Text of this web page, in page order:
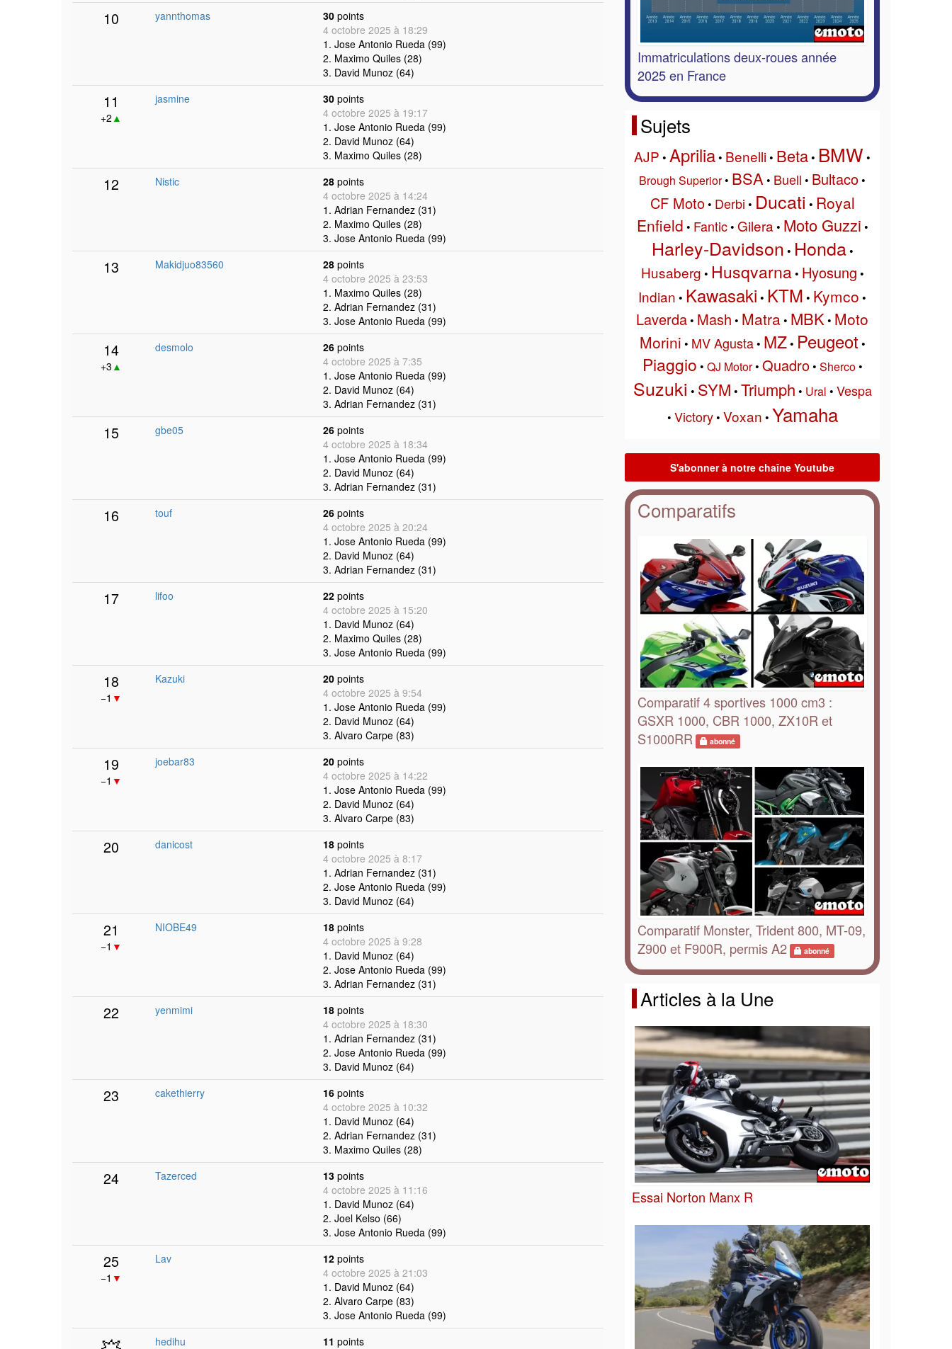
10 yannthomas 30 points
4 octobre 2025 à 18:29
1. Jose Antonio Rueda (99)
2. Maximo Quiles (28)
3. David Munoz (64)
11
+2 ▲
jasmine 30 points
4 octobre 2025 à 19:17
1. Jose Antonio Rueda (99)
2. David Munoz (64)
3. Maximo Quiles (28)
12 Nistic 28 points
4 octobre 2025 à 14:24
1. Adrian Fernandez (31)
2. Maximo Quiles (28)
3. Jose Antonio Rueda (99)
13 Makidjuo83560 28 points
4 octobre 2025 à 23:53
1. Maximo Quiles (28)
2. Adrian Fernandez (31)
3. Jose Antonio Rueda (99)
14
+3 ▲
desmolo 26 points
4 octobre 2025 à 7:35
1. Jose Antonio Rueda (99)
2. David Munoz (64)
3. Adrian Fernandez (31)
15 gbe05 26 points
4 octobre 2025 à 18:34
1. Jose Antonio Rueda (99)
2. David Munoz (64)
3. Adrian Fernandez (31)
16 touf 26 points
4 octobre 2025 à 20:24
1. Jose Antonio Rueda (99)
2. David Munoz (64)
3. Adrian Fernandez (31)
17 lifoo 22 points
4 octobre 2025 à 15:20
1. David Munoz (64)
2. Maximo Quiles (28)
3. Jose Antonio Rueda (99)
18
−1 ▼
Kazuki 20 points
4 octobre 2025 à 9:54
1. Jose Antonio Rueda (99)
2. David Munoz (64)
3. Alvaro Carpe (83)
19
−1 ▼
joebar83 20 points
4 octobre 2025 à 14:22
1. Jose Antonio Rueda (99)
2. David Munoz (64)
3. Alvaro Carpe (83)
20 danicost 18 points
4 octobre 2025 à 8:17
1. Adrian Fernandez (31)
2. Jose Antonio Rueda (99)
3. David Munoz (64)
21
−1 ▼
NIOBE49 18 points
4 octobre 2025 à 9:28
1. David Munoz (64)
2. Jose Antonio Rueda (99)
3. Adrian Fernandez (31)
22 yenmimi 18 points
4 octobre 2025 à 18:30
1. Adrian Fernandez (31)
2. Jose Antonio Rueda (99)
3. David Munoz (64)
23 cakethierry 16 points
4 octobre 2025 à 10:32
1. David Munoz (64)
2. Adrian Fernandez (31)
3. Maximo Quiles (28)
24 Tazerced 13 points
4 octobre 2025 à 11:16
1. David Munoz (64)
2. Joel Kelso (66)
3. Jose Antonio Rueda (99)
25
−1 ▼
Lav 12 points
4 octobre 2025 à 21:03
1. David Munoz (64)
2. Alvaro Carpe (83)
3. Jose Antonio Rueda (99)
hedihu 11 points
Immatriculations deux-roues année
2025 en France
Sujets
AJP • Aprilia• Benelli• Beta• BMW •
Brough Superior• BSA • Buell • Bultaco•
CF Moto• Derbi • Ducati • Royal
Enfield • Fantic• Gilera • Moto Guzzi •
Harley-Davidson • Honda•
Husaberg • Husqvarna• Hyosung •
Indian • Kawasaki • KTM • Kymco •
Laverda• Mash • Matra• MBK • Moto
Morini • MV Agusta• MZ• Peugeot •
Piaggio • QJ Motor• Quadro• Sherco•
Suzuki • SYM • Triumph • Ural • Vespa
• Victory• Voxan • Yamaha
Comparatifs
Comparatif 4 sportives 1000 cm3 :
GSXR 1000, CBR 1000, ZX10R et
S1000RR
abonné
Comparatif Monster, Trident 800, MT-09,
Z900 et F900R, permis A2
abonné
Articles à la Une
Essai Norton Manx R